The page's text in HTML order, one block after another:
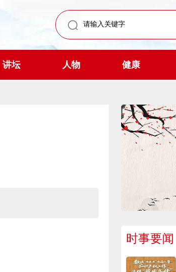
讲坛 人物 健康
时事要闻